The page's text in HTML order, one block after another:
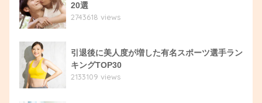
20選
2743618 views
引退後に美人度が増した有名スポーツ選手ラン
キングTOP30
2133109 views